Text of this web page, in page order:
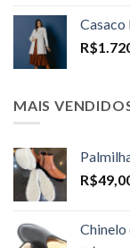
Casaco
R$
MAIS
R$
Chinelo